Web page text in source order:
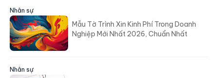
Nhân sự
Mẫu Tờ Trình Xin Kinh Phí Trong Doanh
Nghiệp Mới Nhất 2026, Chuẩn Nhất
Nhân sự